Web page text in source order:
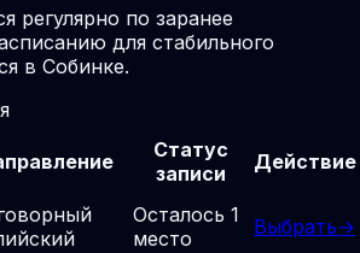
регулярно по заранее
для стабильного
в Собинке.
Статус
записи
Действие
Осталось 1
место
Выбрать→